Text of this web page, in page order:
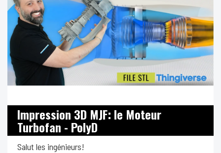
Impression 3D MJF: le Moteur
Turbofan - PolyD
Salut les ingénieurs!